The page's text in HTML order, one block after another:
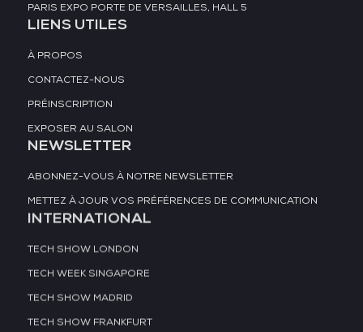
PARIS EXPO PORTE DE VERSAILLES, HALL 5
LIENS UTILES
À PROPOS
CONTACTEZ-NOUS
PRÉINSCRIPTION
EXPOSER AU SALON
NEWSLETTER
ABONNEZ-VOUS À NOTRE NEWSLETTER
METTEZ À JOUR VOS PRÉFÉRENCES DE COMMUNICATION
INTERNATIONAL
TECH SHOW LONDON
TECH WEEK SINGAPORE
TECH SHOW MADRID
TECH SHOW FRANKFURT